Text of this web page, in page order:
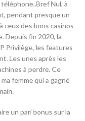
Nul, à
pendant presque un
ceux des bons casinos
Depuis fin 2020, la
Privilège, les features
Les unes après les
à perdre. Ce
femme qui a gagné
un pari bonus sur la